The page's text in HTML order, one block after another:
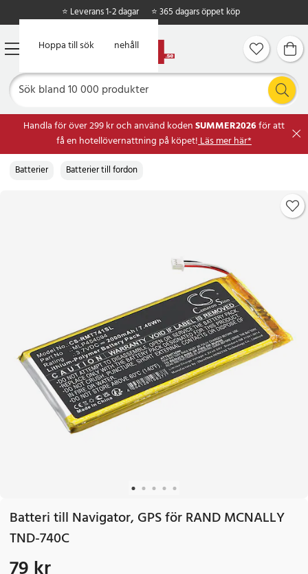
Hoppa till huvudinnehåll
Hoppa till sök
⭐ Leverans 1-2 dagar ⭐ 365 dagars öppet köp
Handla för över 299 kr och använd kodenSUMMER2026för att
få en hotellövernattning på köpet!Läs mer här*
Batterier Batterier till fordon
Batteri till Navigator, GPS för RAND MCNALLY
TND-740C
Pris: 79 kr